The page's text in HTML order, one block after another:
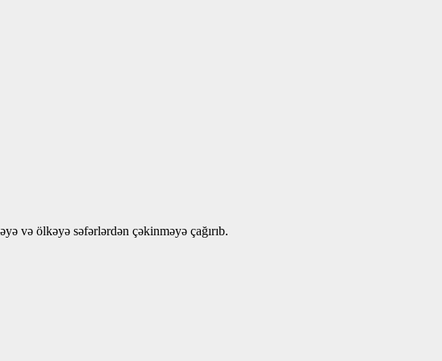
və ölkəyə səfərlərdən çəkinməyə çağırıb.